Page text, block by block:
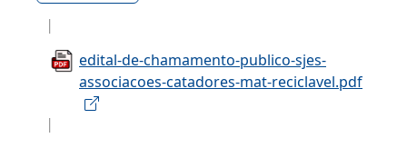
edital-de-chamamento-publico-sjes-
associacoes-catadores-mat-reciclavel.pdf